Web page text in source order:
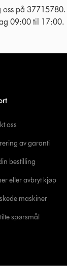
oss på
09:00 til 17:00.
oss
av garanti
bestilling
eller avbryt kjøp
maskiner
spørsmål